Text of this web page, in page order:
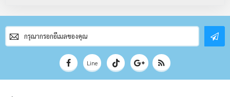
สมัคร
สมาชิก
จดหมาย
Line